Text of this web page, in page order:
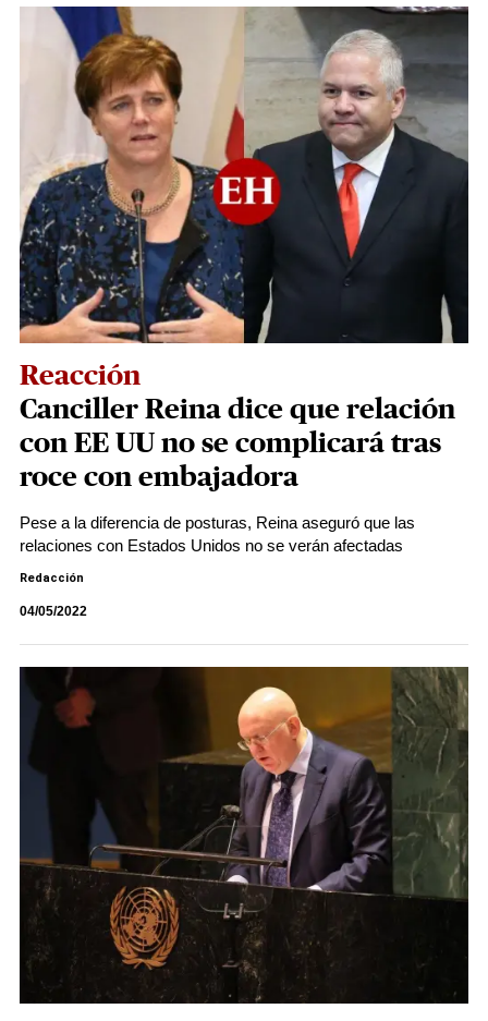
Reacción
Canciller Reina dice que relación
con EE UU no se complicará tras
roce con embajadora
Pese a la diferencia de posturas, Reina aseguró que las
relaciones con Estados Unidos no se verán afectadas
Redacción
04/05/2022